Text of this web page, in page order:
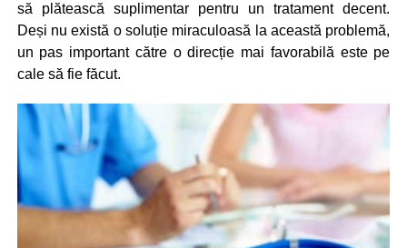
să plătească suplimentar pentru un tratament decent.
Deși nu există o soluție miraculoasă la această problemă,
un pas important către o direcție mai favorabilă este pe
cale să fie făcut.